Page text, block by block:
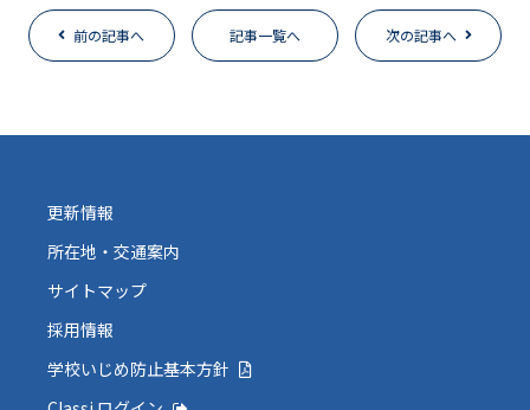
前の記事へ 記事一覧へ 次の記事へ
更新情報
所在地・交通案内
サイトマップ
採用情報
学校いじめ防止基本方針